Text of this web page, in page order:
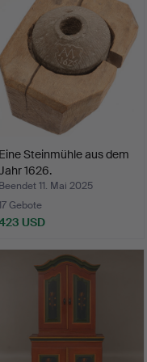
Steinmühle aus dem
1626.
11. Mai 2025
Gebote
USD